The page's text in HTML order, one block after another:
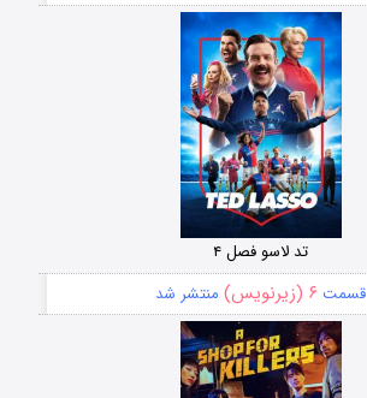
تد لاسو فصل ۴
قسمت ۶ (زیرنویس) منتشر شد